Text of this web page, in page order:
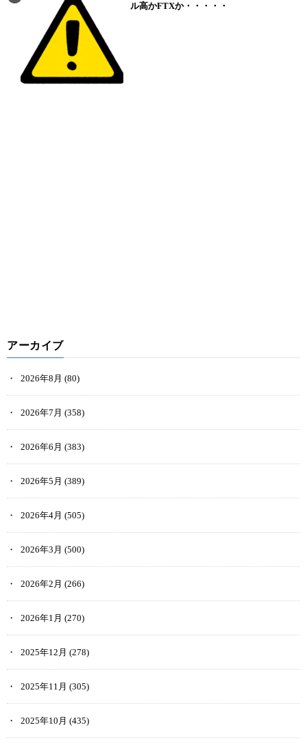
ル高かFTXか・・・・・
アーカイブ
2026年8月 (80)
2026年7月 (358)
2026年6月 (383)
2026年5月 (389)
2026年4月 (505)
2026年3月 (500)
2026年2月 (266)
2026年1月 (270)
2025年12月 (278)
2025年11月 (305)
2025年10月 (435)